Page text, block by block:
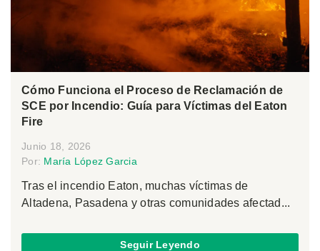
Cómo Funciona el Proceso de Reclamación de
SCE por Incendio: Guía para Víctimas del Eaton
Fire
Junio 18, 2026
Por: María López Garcia
Tras el incendio Eaton, muchas víctimas de
Altadena, Pasadena y otras comunidades afectad...
Seguir Leyendo